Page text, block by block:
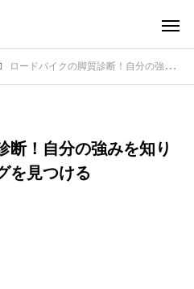
ロードバイクの脚質診断！自分の強みを知り効率的なトレーニングを見つける
断！自分の強みを知り
を見つける